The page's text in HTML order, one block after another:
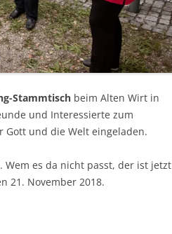
Stammtisch beim Alten Wirt in
und Interessierte zum
Gott und die Welt eingeladen.
. Wem es da nicht passt, der ist jetzt
21. November 2018.